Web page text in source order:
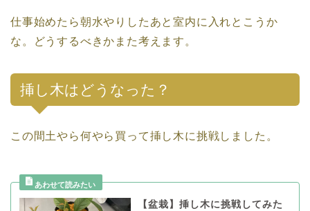
仕事始めたら朝水やりしたあと室内に入れとこうか
な。どうするべきかまた考えます。
挿し木はどうなった？
この間土やら何やら買って挿し木に挑戦しました。
【盆栽】挿し木に挑戦してみた